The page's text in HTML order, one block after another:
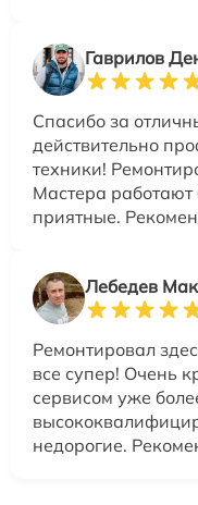
Гаврилов
Спасибо за
действительно
техники!
Мастера работают
приятные.
Лебедев
Ремонтировал
все супер! Очень
сервисом уже
недорогие.